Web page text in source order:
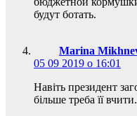
будут ботать.
Marina
05 09 2019 о 16:01
Навіть президент
більше треба її